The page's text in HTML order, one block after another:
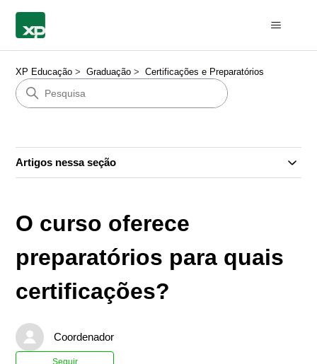
XP Educação Graduação Certificações e Preparatórios
Artigos nessa seção
O curso oferece
preparatórios para quais
certificações?
Coordenador